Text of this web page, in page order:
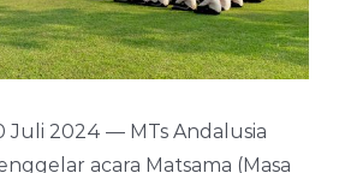
Juli 2024 — MTs Andalusia
acara Matsama (Masa